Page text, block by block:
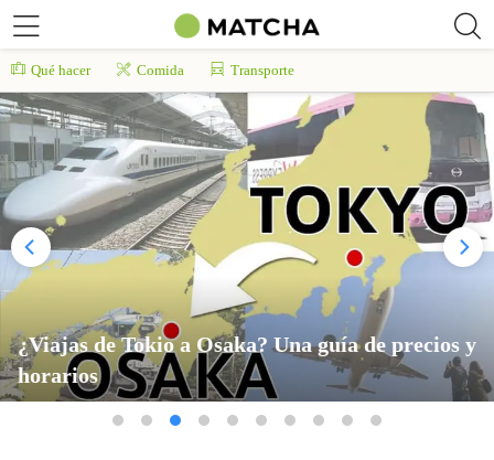
Qué hacer Comida Transporte
¿Viajas de Tokio a Osaka? Una guía de precios y
horarios